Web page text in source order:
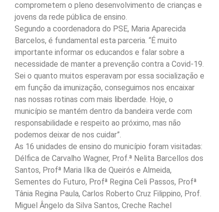
comprometem o pleno desenvolvimento de crianças e
jovens da rede pública de ensino.
Segundo a coordenadora do PSE, Maria Aparecida
Barcelos, é fundamental esta parceria. “É muito
importante informar os educandos e falar sobre a
necessidade de manter a prevenção contra a Covid-19.
Sei o quanto muitos esperavam por essa socialização e
em função da imunização, conseguimos nos encaixar
nas nossas rotinas com mais liberdade. Hoje, o
município se mantém dentro da bandeira verde com
responsabilidade e respeito ao próximo, mas não
podemos deixar de nos cuidar”.
As 16 unidades de ensino do município foram visitadas:
Délfica de Carvalho Wagner, Prof.ª Nelita Barcellos dos
Santos, Profª Maria Ilka de Queirós e Almeida,
Sementes do Futuro, Profª Regina Celi Passos, Profª
Tânia Regina Paula, Carlos Roberto Cruz Filippino, Prof.
Miguel Ângelo da Silva Santos, Creche Rachel